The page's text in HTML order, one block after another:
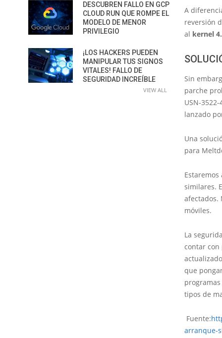
A
reversión
al kernel
Sin
parche
USN-
lanzado
Una
para
similares.
afectados.
móviles.
La
contar con
que
tipos de
Fuente:
arranque-
DESCUBREN FALLO EN GCP
CLOUD RUN QUE ROMPE EL
MODELO DE MENOR
PRIVILEGIO
¡LOS HACKERS PUEDEN
MANIPULAR TUS SIGNOS
VITALES! FALLO DE
SEGURIDAD INCREÍBLE
VIEW ALL